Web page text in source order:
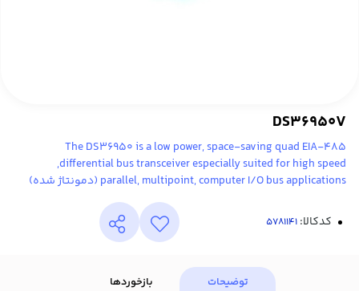
DS36950V
The DS36950 is a low power, space-saving quad EIA-485
differential bus transceiver especially suited for high speed,
parallel, multipoint, computer I/O bus applications (دمونتاژ شده)
کدکالا:
توضیحات بازخوردها